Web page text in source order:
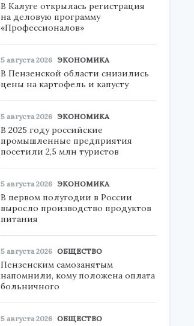
В Калуге открылась регистрация
на деловую программу
«Профессионалов»
5 августа 2026 ЭКОНОМИКА
В Пензенской области снизились
цены на картофель и капусту
5 августа 2026 ЭКОНОМИКА
В 2025 году российские
промышленные предприятия
посетили 2,5 млн туристов
5 августа 2026 ЭКОНОМИКА
В первом полугодии в России
выросло производство продуктов
питания
5 августа 2026 ОБЩЕСТВО
Пензенским самозанятым
напомнили, кому положена оплата
больничного
5 августа 2026 ОБЩЕСТВО